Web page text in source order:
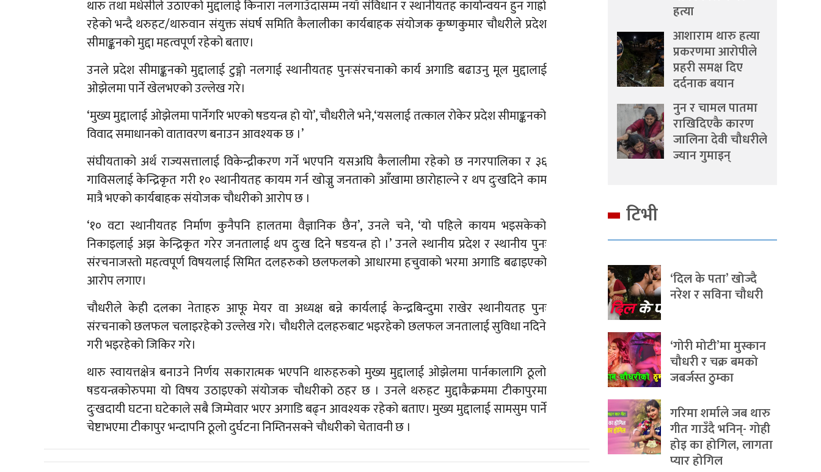
थारु तथा मधेसीले उठाएको मुद्दालाई किनारा नलगाउँदासम्म नयाँ संविधान र स्थानीयतह कार्यान्वयन हुन गाह्रो
रहेको भन्दै थरुहट/थारुवान संयुक्त संघर्ष समिति कैलालीका कार्यबाहक संयोजक कृष्णकुमार चौधरीले प्रदेश
सीमाङ्कनको मुद्दा महत्वपूर्ण रहेको बताए।
उनले प्रदेश सीमाङ्कनको मुद्दालाई टुङ्गो नलगाई स्थानीयतह पुनःसंरचनाको कार्य अगाडि बढाउनु मूल मुद्दालाई
ओझेलमा पार्ने खेलभएको उल्लेख गरे।
‘मुख्य मुद्दालाई ओझेलमा पार्नेगरि भएको षडयन्त्र हो यो’, चौधरीले भने,‘यसलाई तत्काल रोकेर प्रदेश सीमाङ्कनको
विवाद समाधानको वातावरण बनाउन आवश्यक छ ।’
संघीयताको अर्थ राज्यसत्तालाई विकेन्द्रीकरण गर्ने भएपनि यसअघि कैलालीमा रहेको छ नगरपालिका र ३६
गाविसलाई केन्द्रिकृत गरी १० स्थानीयतह कायम गर्न खोज्नु जनताको आँखामा छारोहाल्ने र थप दुःखदिने काम
मात्रै भएको कार्यबाहक संयोजक चौधरीको आरोप छ ।
‘१० वटा स्थानीयतह निर्माण कुनैपनि हालतमा वैज्ञानिक छैन’, उनले चने, ‘यो पहिले कायम भइसकेको
निकाइलाई अझ केन्द्रिकृत गरेर जनतालाई थप दुःख दिने षडयन्त्र हो ।’ उनले स्थानीय प्रदेश र स्थानीय पुनः
संरचनाजस्तो महत्वपूर्ण विषयलाई सिमित दलहरुको छलफलको आधारमा हचुवाको भरमा अगाडि बढाइएको
आरोप लगाए।
चौधरीले केही दलका नेताहरु आफू मेयर वा अध्यक्ष बन्ने कार्यलाई केन्द्रबिन्दुमा राखेर स्थानीयतह पुनः
संरचनाको छलफल चलाइरहेको उल्लेख गरे। चौधरीले दलहरुबाट भइरहेको छलफल जनतालाई सुविधा नदिने
गरी भइरहेको जिकिर गरे।
थारु स्वायत्तक्षेत्र बनाउने निर्णय सकारात्मक भएपनि थारुहरुको मुख्य मुद्दालाई ओझेलमा पार्नकालागि ठूलो
षडयन्त्रकोरुपमा यो विषय उठाइएको संयोजक चौधरीको ठहर छ । उनले थरुहट मुद्दाकैक्रममा टीकापुरमा
दुःखदायी घटना घटेकाले सबै जिम्मेवार भएर अगाडि बढ्न आवश्यक रहेको बताए। मुख्य मुद्दालाई सामसुम पार्ने
चेष्टाभएमा टीकापुर भन्दापनि ठूलो दुर्घटना निम्तिनसक्ने चौधरीको चेतावनी छ ।
हत्या
आशाराम थारु हत्या
प्रकरणमा आरोपीले
प्रहरी समक्ष दिए
दर्दनाक बयान
नुन र चामल पातमा
राखिदिएकै कारण
जालिना देवी चौधरीले
ज्यान गुमाइन्
टिभी
‘दिल के पता’ खोज्दै
नरेश र सविना चौधरी
‘गोरी मोटी’मा मुस्कान
चौधरी र चक्र बमको
जबर्जस्त ठुम्का
गरिमा शर्माले जब थारु
गीत गाउँदै भनिन्- गोही
होइ का होगिल, लागता
प्यार होगिल